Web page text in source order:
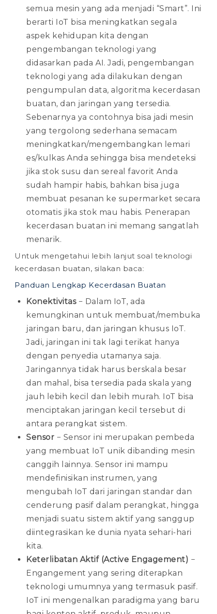
semua mesin yang ada menjadi “Smart”. Ini
berarti IoT bisa meningkatkan segala
aspek kehidupan kita dengan
pengembangan teknologi yang
didasarkan pada AI. Jadi, pengembangan
teknologi yang ada dilakukan dengan
pengumpulan data, algoritma kecerdasan
buatan, dan jaringan yang tersedia.
Sebenarnya ya contohnya bisa jadi mesin
yang tergolong sederhana semacam
meningkatkan/mengembangkan lemari
es/kulkas Anda sehingga bisa mendeteksi
jika stok susu dan sereal favorit Anda
sudah hampir habis, bahkan bisa juga
membuat pesanan ke supermarket secara
otomatis jika stok mau habis. Penerapan
kecerdasan buatan ini memang sangatlah
menarik.
Untuk mengetahui lebih lanjut soal teknologi
kecerdasan buatan, silakan baca:
Panduan Lengkap Kecerdasan Buatan
Konektivitas− Dalam IoT, ada
kemungkinan untuk membuat/membuka
jaringan baru, dan jaringan khusus IoT.
Jadi, jaringan ini tak lagi terikat hanya
dengan penyedia utamanya saja.
Jaringannya tidak harus berskala besar
dan mahal, bisa tersedia pada skala yang
jauh lebih kecil dan lebih murah. IoT bisa
menciptakan jaringan kecil tersebut di
antara perangkat sistem.
Sensor − Sensor ini merupakan pembeda
yang membuat IoT unik dibanding mesin
canggih lainnya. Sensor ini mampu
mendefinisikan instrumen, yang
mengubah IoT dari jaringan standar dan
cenderung pasif dalam perangkat, hingga
menjadi suatu sistem aktif yang sanggup
diintegrasikan ke dunia nyata sehari-hari
kita.
Keterlibatan Aktif (Active Engagement) −
Engangement yang sering diterapkan
teknologi umumnya yang termasuk pasif.
IoT ini mengenalkan paradigma yang baru